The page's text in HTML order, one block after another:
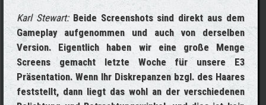
Karl Stewart: Beide Screenshots sind direkt aus dem
Gameplay aufgenommen und auch von derselben
Version. Eigentlich haben wir eine große Menge
Screens gemacht letzte Woche für unsere E3
Präsentation. Wenn Ihr Diskrepanzen bzgl. des Haares
feststellt, dann liegt das wohl an der verschiedenen